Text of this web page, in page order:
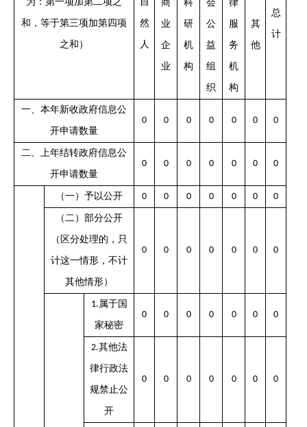
和，等于第三项加第四项
之和）
然
人
总
计
商
业
企
业
科
研
机
构
会
公
益
组
织
律
服
务
机
构
其
他
一、本年新收政府信息公
开申请数量
0 0 0 0 0 0 0
二、上年结转政府信息公
开申请数量
0 0 0 0 0 0 0
（一）予以公开 0 0 0 0 0 0 0
（二）部分公开
（区分处理的，只
计这一情形，不计
其他情形）
0 0 0 0 0 0 0
1. 属于国
家秘密
0 0 0 0 0 0 0
2.其他法
律行政法
规禁止公
开
0 0 0 0 0 0 0